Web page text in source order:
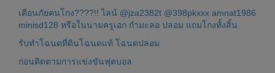
เตือนภัยคนโกง????!! ไลน์ @jza2382t @398pkxxx amnat1986
minisd128 หรือในนามครูเอก กำมะลอ ปลอม แถมโกงทั้งสิ้น
รับทำโฉนดที่ดินโฉนดแท้ โฉนดปลอม
ก่อนติดตามการแข่งขันฟุตบอล